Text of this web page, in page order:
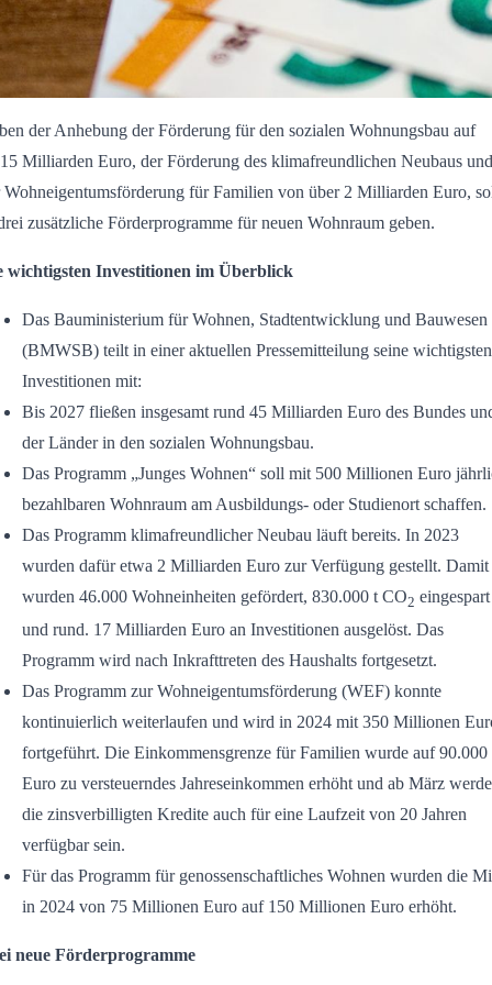
der Anhebung der Förderung für den sozialen Wohnungsbau auf
Milliarden Euro, der Förderung des klimafreundlichen Neubaus und
Wohneigentumsförderung für Familien von über 2 Milliarden Euro,
zusätzliche Förderprogramme für neuen Wohnraum geben.
wichtigsten Investitionen im Überblick
Das Bauministerium für Wohnen, Stadtentwicklung und Bauwesen
(BMWSB) teilt in einer aktuellen Pressemitteilung seine wichtigsten
Investitionen mit:
Bis 2027 fließen insgesamt rund 45 Milliarden Euro des Bundes
der Länder in den sozialen Wohnungsbau.
Das Programm „Junges Wohnen“ soll mit 500 Millionen Euro
bezahlbaren Wohnraum am Ausbildungs- oder Studienort schaffen.
Das Programm klimafreundlicher Neubau läuft bereits. In 2023
wurden dafür etwa 2 Milliarden Euro zur Verfügung gestellt. Damit
wurden 46.000 Wohneinheiten gefördert, 830.000 t CO2 eingespart
und rund. 17 Milliarden Euro an Investitionen ausgelöst. Das
Programm wird nach Inkrafttreten des Haushalts fortgesetzt.
Das Programm zur Wohneigentumsförderung (WEF) konnte
kontinuierlich weiterlaufen und wird in 2024 mit 350 Millionen
fortgeführt. Die Einkommensgrenze für Familien wurde auf 90.000
Euro zu versteuerndes Jahreseinkommen erhöht und ab März
die zinsverbilligten Kredite auch für eine Laufzeit von 20 Jahren
verfügbar sein.
Für das Programm für genossenschaftliches Wohnen wurden die
in 2024 von 75 Millionen Euro auf 150 Millionen Euro erhöht.
neue Förderprogramme